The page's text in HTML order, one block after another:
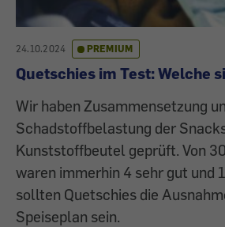
24.10.2024 PREMIUM
Quetschies im Test: Welche
Wir haben Zusammensetzung
Schadstoffbelastung der
Kunststoffbeutel geprüft. Von
waren immerhin 4 sehr gut und
sollten Quetschies die
Speiseplan sein.